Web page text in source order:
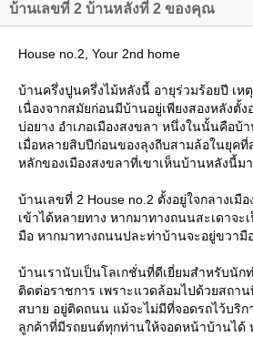
บ้านเลขที่ 2 บ้านหลังที่ 2 ของคุณ
House no.2, Your 2nd home
บ้านครึ่งปูนครึ่งไม้หลังนี้ อายุร่วมร้อยปี เห
เนื่องจากสมัยก่อนมีบ้านอยู่เพียงสองหลังตั้
บ่อยาง อำเภอเมืองสงขลา หนึ่งในนั้นคือบ้
เมื่อหลายสิบปีก่อนของลุงถีบสามล้อในยุค
หลักของเมืองสงขลาที่เขาเห็นบ้านหลังนี้ม
บ้านเลขที่ 2 House no.2 ตั้งอยู่ใจกลางเ
เข้าได้หลายทาง หากมาทางถนนสะเดาจ
มือ หากมาทางถนนปละท่าบ้านจะอยู่ขวา
บ้านเรานับเป็นโลเกชั่นที่ดีเยี่ยมสำหรับนัก
ติดต่อราชการ เพราะแวดล้อมไปด้วยสถา
สบาย อยู่ติดถนน แม้จะไม่มีที่จอดรถไว้บริก
ลูกค้าที่มีรถยนต์ทุกท่านให้จอดหน้าบ้านได้